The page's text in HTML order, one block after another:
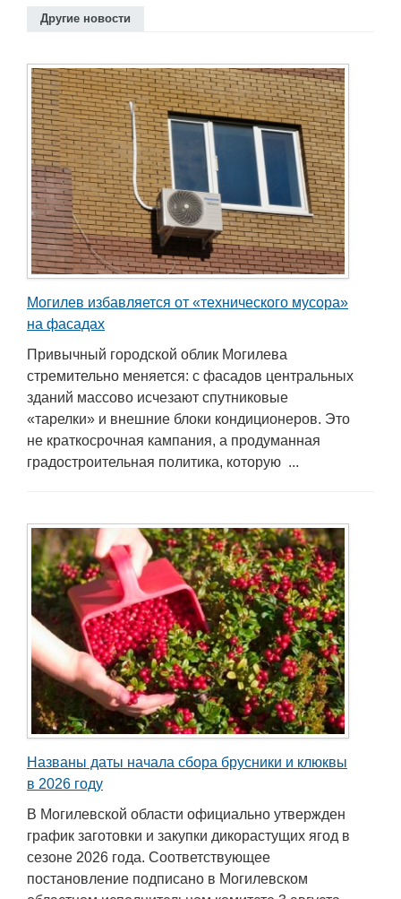
Другие новости
Могилев избавляется от «технического мусора»
на фасадах
Привычный городской облик Могилева
стремительно меняется: с фасадов центральных
зданий массово исчезают спутниковые
«тарелки» и внешние блоки кондиционеров. Это
не краткосрочная кампания, а продуманная
градостроительная политика, которую ...
Названы даты начала сбора брусники и клюквы
в 2026 году
В Могилевской области официально утвержден
график заготовки и закупки дикорастущих ягод в
сезоне 2026 года. Соответствующее
постановление подписано в Могилевском